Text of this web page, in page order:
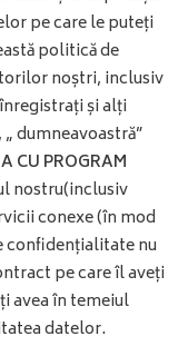
pe care le puteți
politică de
noștri, inclusiv
și alți
dumneavoastră”
CU PROGRAM
nostru(inclusiv
conexe (în mod
confidențialitate nu
pe care îl aveți
avea în temeiul
datelor.